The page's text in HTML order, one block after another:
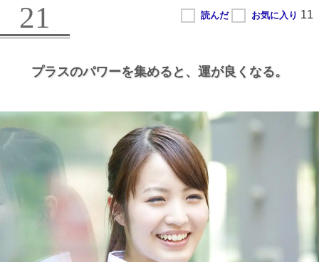
21
プラスのパワーを集めると、 運が良くなる。